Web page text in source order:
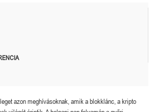
azon meghívásoknak, amik a blokklánc, a kripto